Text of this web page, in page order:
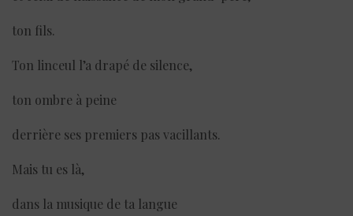
ton fils.
Ton linceul l’a drapé de silence,
ton ombre à peine
derrière ses premiers pas vacillants.
Mais tu es là,
dans la musique de ta langue